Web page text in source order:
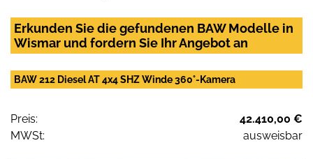
Erkunden Sie die gefundenen BAW Modelle in
Wismar und fordern Sie Ihr Angebot an
BAW 212 Diesel AT 4x4 SHZ Winde 360°-Kamera
Preis:
42.410,00 €
MWSt:
ausweisbar